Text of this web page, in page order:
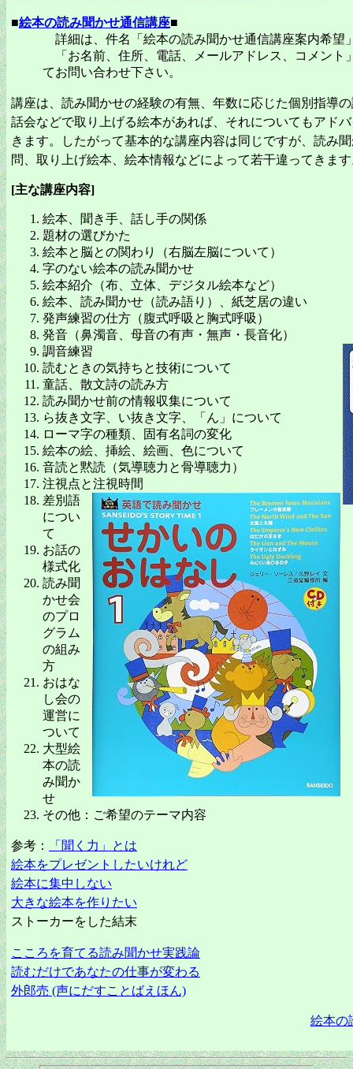
■絵本の読み聞かせ通信講座■
詳細は、件名「絵本の読み聞かせ通信講座案内希望
「お名前、住所、電話、メールアドレス、コメント
てお問い合わせ下さい。
講座は、読み聞かせの経験の有無、年数に応じた個別指導
話会などで取り上げる絵本があれば、それについてもアド
きます。したがって基本的な講座内容は同じですが、読み
問、取り上げ絵本、絵本情報などによって若干違ってきま
[主な講座内容]
絵本、聞き手、話し手の関係
題材の選びかた
絵本と脳との関わり（右脳左脳について）
字のない絵本の読み聞かせ
絵本紹介（布、立体、デジタル絵本など）
絵本、読み聞かせ（読み語り）、紙芝居の違い
発声練習の仕方（腹式呼吸と胸式呼吸）
発音（鼻濁音、母音の有声・無声・長音化）
調音練習
読むときの気持ちと技術について
童話、散文詩の読み方
読み聞かせ前の情報収集について
ら抜き文字、い抜き文字、「ん」について
ローマ字の種類、固有名詞の変化
絵本の絵、挿絵、絵画、色について
音読と黙読（気導聴力と骨導聴力）
注視点と注視時間
差別語
につい
て
お話の
様式化
読み聞
かせ会
のプロ
グラム
の組み
方
おはな
し会の
運営に
ついて
大型絵
本の読
み聞か
せ
その他：ご希望のテーマ内容
参考：
「聞く力」とは
絵本をプレゼントしたいけれど
絵本に集中しない
大きな絵本を作りたい
ストーカーをした結末
こころを育てる読み聞かせ実践論
読むだけであなたの仕事が変わる
外郎売 (声にだすことばえほん)
絵本の